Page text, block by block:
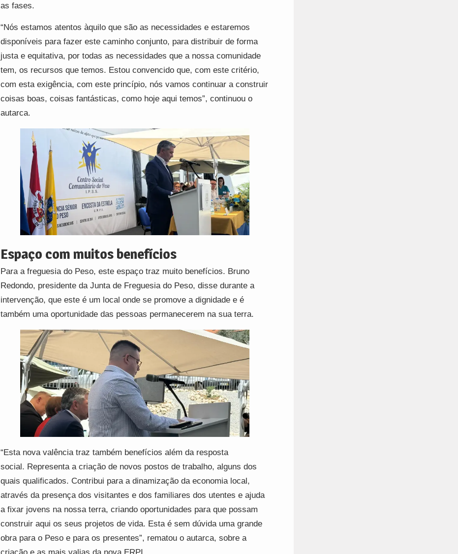
as fases.
“Nós estamos atentos àquilo que são as necessidades e estaremos
disponíveis para fazer este caminho conjunto, para distribuir de forma
justa e equitativa, por todas as necessidades que a nossa comunidade
tem, os recursos que temos. Estou convencido que, com este critério,
com esta exigência, com este princípio, nós vamos continuar a construir
coisas boas, coisas fantásticas, como hoje aqui temos”, continuou o
autarca.
Espaço com muitos benefícios
Para a freguesia do Peso, este espaço traz muito benefícios. Bruno
Redondo, presidente da Junta de Freguesia do Peso, disse durante a
intervenção, que este é um local onde se promove a dignidade e é
também uma oportunidade das pessoas permanecerem na sua terra.
“Esta nova valência traz também benefícios além da resposta
social. Representa a criação de novos postos de trabalho, alguns dos
quais qualificados. Contribui para a dinamização da economia local,
através da presença dos visitantes e dos familiares dos utentes e ajuda
a fixar jovens na nossa terra, criando oportunidades para que possam
construir aqui os seus projetos de vida. Esta é sem dúvida uma grande
obra para o Peso e para os presentes”, rematou o autarca, sobre a